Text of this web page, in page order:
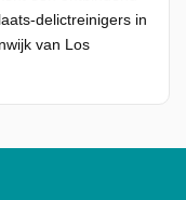
delictreinigers in
van Los